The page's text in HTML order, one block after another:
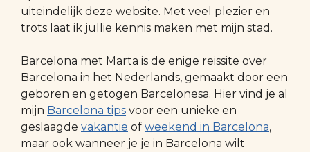
uiteindelijk deze website. Met veel plezier en
trots laat ik jullie kennis maken met mijn stad.
Barcelona met Marta is de enige reissite over
Barcelona in het Nederlands, gemaakt door een
geboren en getogen Barcelonesa. Hier vind je al
mijn Barcelona tips voor een unieke en
geslaagde vakantie of weekend in Barcelona,
maar ook wanneer je je in Barcelona wilt